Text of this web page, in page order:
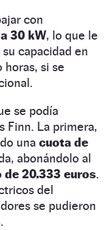
con
30 kW, lo que le
capacidad en
horas, si se
se podía
Finn. La primera,
una cuota de
abonándolo al
20.333 euros.
del
se pudieron
.